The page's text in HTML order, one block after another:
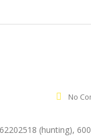
No
(hunting),